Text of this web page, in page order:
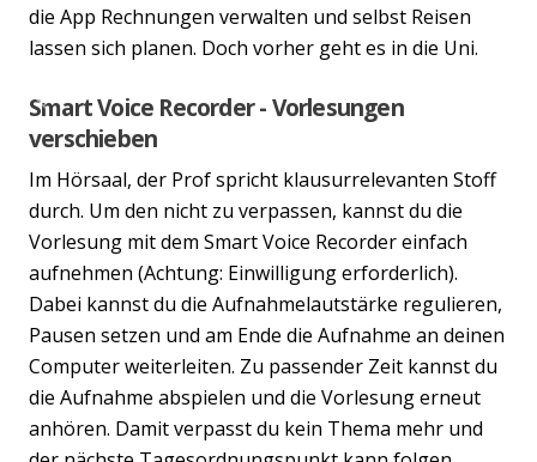
Previous
die App Rechnungen verwalten und selbst Reisen
lassen sich planen. Doch vorher geht es in die Uni.
Smart Voice Recorder - Vorlesungen
verschieben
Im Hörsaal, der Prof spricht klausurrelevanten Stoff
durch. Um den nicht zu verpassen, kannst du die
Vorlesung mit dem Smart Voice Recorder einfach
aufnehmen (Achtung: Einwilligung erforderlich).
Dabei kannst du die Aufnahmelautstärke regulieren,
Pausen setzen und am Ende die Aufnahme an deinen
Computer weiterleiten. Zu passender Zeit kannst du
die Aufnahme abspielen und die Vorlesung erneut
anhören. Damit verpasst du kein Thema mehr und